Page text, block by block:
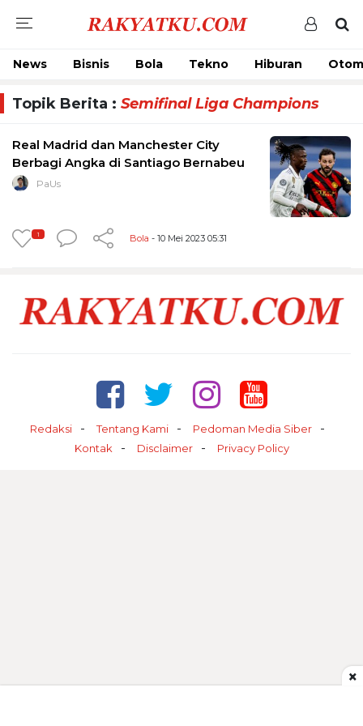
News Bisnis Bola Tekno Hiburan
Topik Berita : Semifinal Liga Champions
Real Madrid dan Manchester City
Berbagi Angka di Santiago Bernabeu
PaUs
1 Bola - 10 Mei 2023 05:31
Redaksi Tentang Kami
Pedoman Media Siber
Kontak
Disclaimer Privacy Policy
×